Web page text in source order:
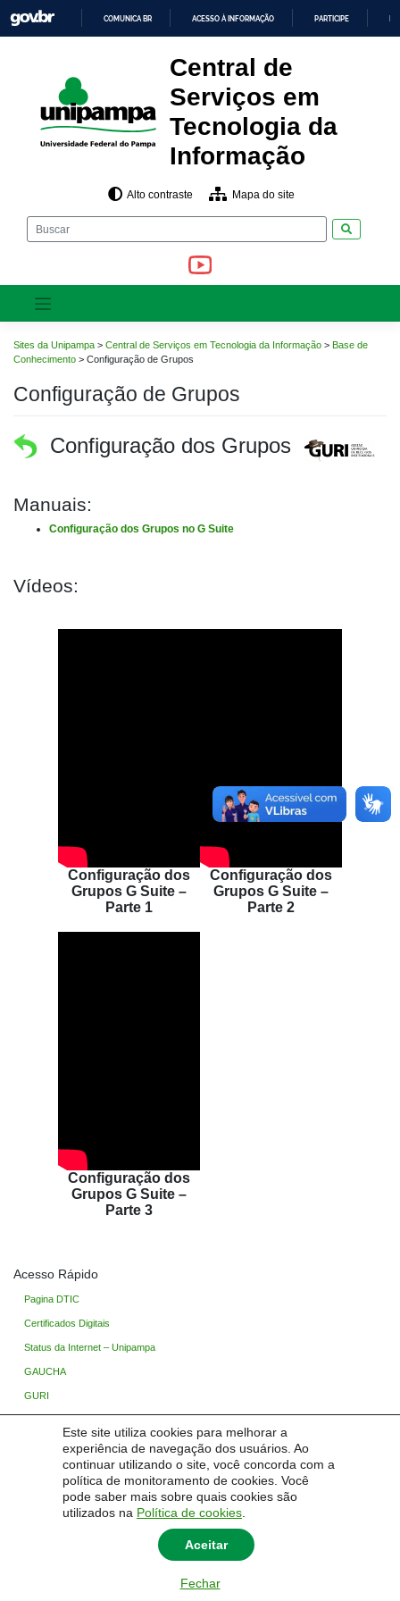
Este site utiliza cookies para melhorar a
experiência de navegação dos usuários. Ao
continuar utilizando o site, você concorda com a
política de monitoramento de cookies. Você
pode saber mais sobre quais cookies são
utilizados na Política de cookies
Aceitar
Fechar
para
o
O
CONTEÚDO
COMUNICA BR ACESSO À INFORMAÇÃO PARTICIPE
Central de
Serviços em
Tecnologia da
Informação
Alto contraste Mapa do site
Sites da Unipampa > Central de Serviços em Tecnologia da Informação > Base de
Conhecimento > Configuração de Grupos
Configuração de Grupos
Configuração dos Grupos
Manuais:
Configuração dos Grupos no G Suite
Vídeos:
Configuração dos
Grupos G Suite –
Parte 1
Configuração dos
Grupos G Suite –
Parte 2
Configuração dos
Grupos G Suite –
Parte 3
Acesso Rápido
Pagina DTIC
Certificados Digitais
Status da Internet – Unipampa
GAUCHA
GURI
Processo Seletivo
Base de Conhecimento
TIC Wiki (Restrito)
Central de Serviços em Tecnologia da Informação